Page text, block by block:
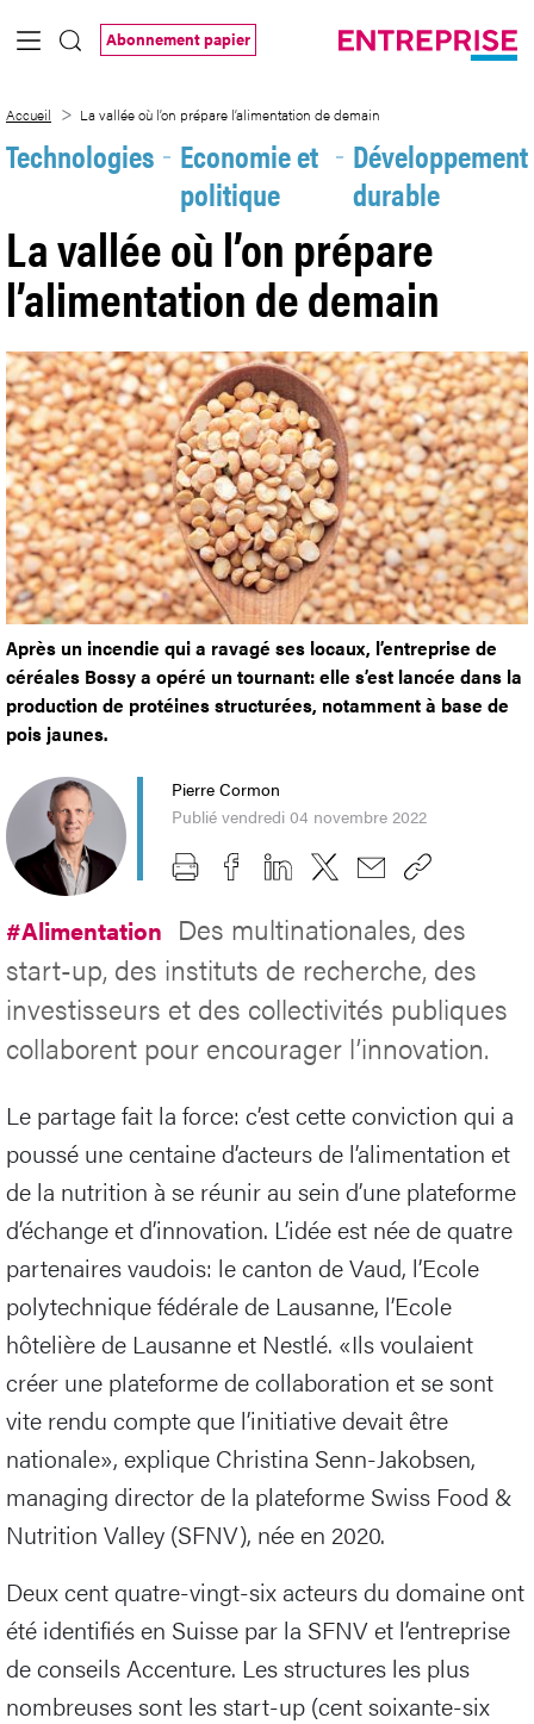
Saut au contenu principal
Abonnement papier
Accueil La vallée où l’on prépare l’alimentation de demain
Technologies
Economie et
politique
Développement
durable
La vallée où l’on prépare
l’alimentation de demain
Après un incendie qui a ravagé ses locaux, l’entreprise de
céréales Bossy a opéré un tournant: elle s’est lancée dans la
production de protéines structurées, notamment à base de
pois jaunes.
Pierre Cormon
Publié vendredi 04 novembre 2022
#Alimentation Des multinationales, des
start-up, des instituts de recherche, des
investisseurs et des collectivités publiques
collaborent pour encourager l’innovation.
Le partage fait la force: c’est cette conviction qui a
poussé une centaine d’acteurs de l’alimentation et
de la nutrition à se réunir au sein d’une plateforme
d’échange et d’innovation. L’idée est née de quatre
partenaires vaudois: le canton de Vaud, l’Ecole
polytechnique fédérale de Lausanne, l’Ecole
hôtelière de Lausanne et Nestlé. «Ils voulaient
créer une plateforme de collaboration et se sont
vite rendu compte que l’initiative devait être
nationale», explique Christina Senn-Jakobsen,
managing director de la plateforme Swiss Food &
Nutrition Valley (SFNV), née en 2020.
Deux cent quatre-vingt-six acteurs du domaine ont
été identifiés en Suisse par la SFNV et l’entreprise
de conseils Accenture. Les structures les plus
nombreuses sont les start-up (cent soixante-six